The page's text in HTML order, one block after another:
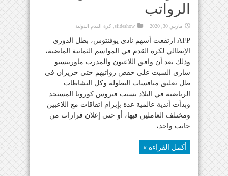
الرواتب
مارس 30, 2020 slideshow كرة القدم الدولية
AFP ارتفعت أسهم نادي يوفنتوس، بطل الدوري
الإيطالي لكرة القدم في المواسم الثمانية الماضية،
وذلك بعد أن وافق اللاعبون والمدرب ماوريتسيو
ساري السبت على خفض رواتبهم حتى حزيران في
ظل تعليق منافسات البطولة وكل النشاطات
الرياضية في البلاد بسبب فيروس كورونا المستجد.
وبدأت أندية عالمية عدة بإبرام اتفاقات مع اللاعبين
ومختلف العاملين فيها، أو حتى إعلان قرارات من
جانب واحد، ...
أكمل القراءة »